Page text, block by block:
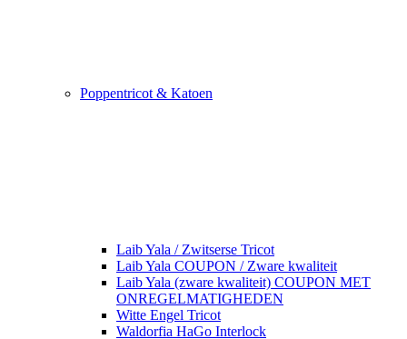
Poppentricot & Katoen
Laib Yala / Zwitserse Tricot
Laib Yala COUPON / Zware kwaliteit
Laib Yala (zware kwaliteit) COUPON MET
ONREGELMATIGHEDEN
Witte Engel Tricot
Waldorfia HaGo Interlock